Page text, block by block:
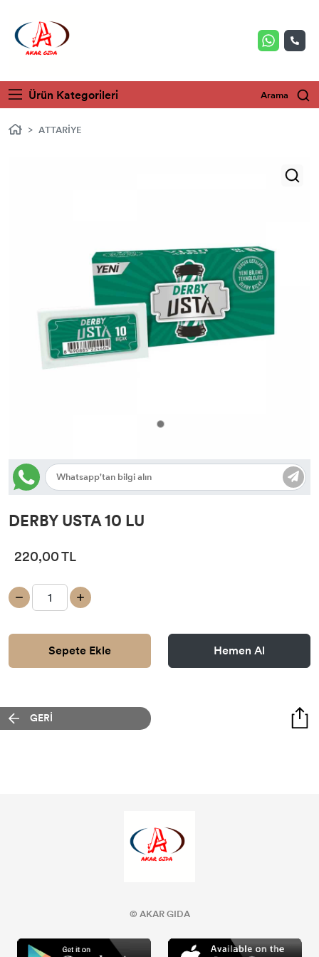
Ürün Kategorileri Arama
ATTARİYE
DERBY USTA 10 LU
220,00 TL
Sepete Ekle Hemen Al
GERİ
© AKAR GIDA